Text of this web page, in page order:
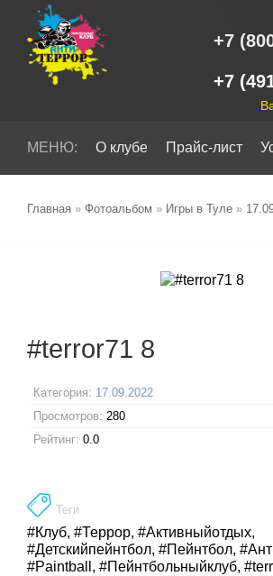
+7
+7
МЕНЮ: О клубе Прайс-лист
Главная » Фотоальбом » Игры в Туле »
#terror71 8
Категория: 17.09.2022
Просмотров: 280
Рейтинг: 0.0
Теги
#Клуб, #Террор, #Активныйотдых,
#Детскийпейнтбол, #Пейнтбол,
#Paintball , #Пейнтбольныйклуб,